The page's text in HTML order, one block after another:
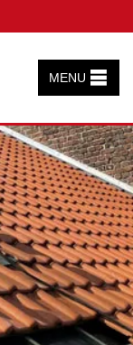
MENU